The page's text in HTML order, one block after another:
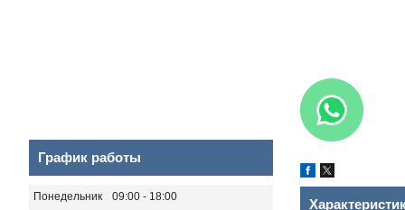
График работы
Понедельник 09:00 18:00